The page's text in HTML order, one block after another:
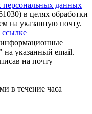
персональных данных
в целях обработки
на указанную почту.
ссылке
информационные
указанный email.
на почту
в течение часа